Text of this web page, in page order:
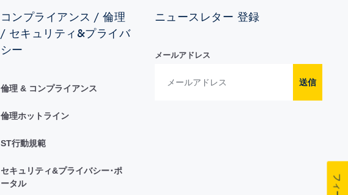
コンプライアンス / 倫理
/ セキュリティ&プライバ
シー
倫理 & コンプライアンス
倫理ホットライン
ST行動規範
セキュリティ&プライバシー･ポ
ータル
ニュースレター 登録
メールアドレス
送信